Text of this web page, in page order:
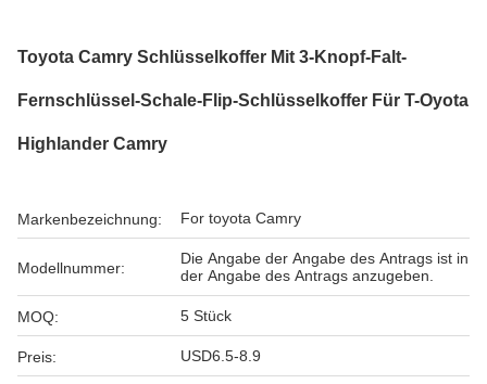
Toyota Camry Schlüsselkoffer Mit 3-Knopf-Falt-
Fernschlüssel-Schale-Flip-Schlüsselkoffer Für T-Oyota
Highlander Camry
Markenbezeichnung: For toyota Camry
Modellnummer:
Die Angabe der Angabe des Antrags ist in
der Angabe des Antrags anzugeben.
MOQ: 5 Stück
Preis: USD6.5-8.9